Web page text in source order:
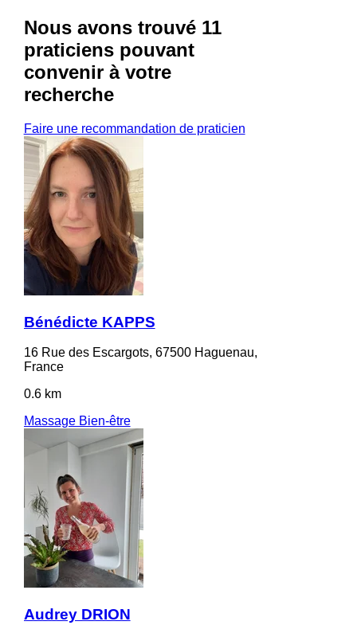
Nous avons trouvé 11
praticienspouvant
convenir à votre
recherche
Faire une recommandation de praticien
Bénédicte KAPPS
16 Rue des Escargots, 67500 Haguenau,
France
0.6 km
Massage Bien-être
Audrey DRION